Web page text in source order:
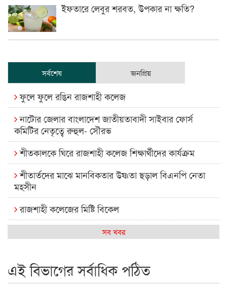
ইফতারে লেবুর শরবত, উপকার না ক্ষতি?
সর্বশেষ জনপ্রিয়
ফুলে ফুলে রঙিন রাজশাহী কলেজ
নাটোর জেলার বাংলাদেশ জাতীয়তাবাদী সাইবার ফোর্স
কমিটির নেতৃত্বে রুহুল- সৌরভ
শীতকালকে ঘিরে রাজশাহী কলেজ শিক্ষার্থীদের কার্যক্রম
শীতার্তদের মাঝে মানবিকতার উষ্ণতা ছড়াল বিএনপি নেতা
মহসীন
রাজশাহী কলেজের মিষ্টি বিকেল
কেমন আছে আমাদের দেশের মধ্যবিত্তরা
রাজশাইন একাডেমির ফল প্রকাশ ও পুরস্কার বিতরণ
সব খবর
এই বিভাগের সর্বাধিক পঠিত